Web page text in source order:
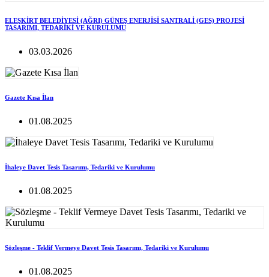
ELEŞKİRT BELEDİYESİ (AĞRI) GÜNEŞ ENERJİSİ SANTRALİ (GES) PROJESİ
TASARIMI, TEDARİKİ VE KURULUMU
03.03.2026
Gazete Kısa İlan
01.08.2025
İhaleye Davet Tesis Tasarımı, Tedariki ve Kurulumu
01.08.2025
Sözleşme - Teklif Vermeye Davet Tesis Tasarımı, Tedariki ve Kurulumu
01.08.2025